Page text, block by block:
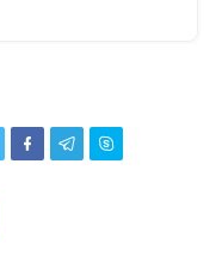
  